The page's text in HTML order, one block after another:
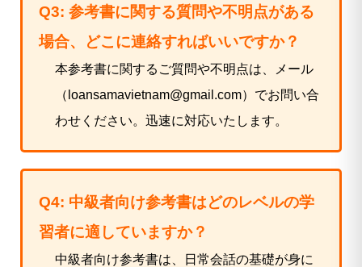
Q3: 参考書に関する質問や不明点がある
場合、どこに連絡すればいいですか？
本参考書に関するご質問や不明点は、メール
（ loansamavietnam@gmail.com）でお問い合
わせください。迅速に対応いたします。
Q4: 中級者向け参考書はどのレベルの学
習者に適していますか？
中級者向け参考書は、日常会話の基礎が身に